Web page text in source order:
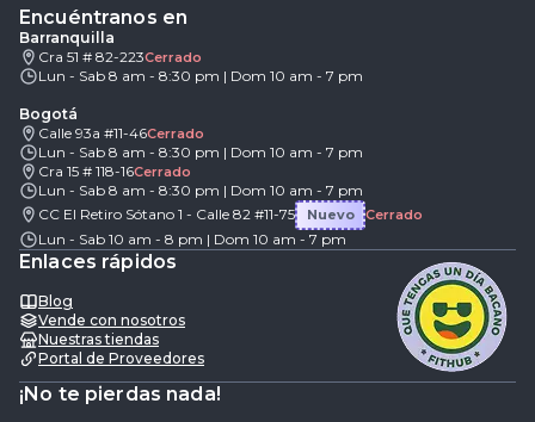
Encuéntranos en
Barranquilla
Cra 51 # 82-223Cerrado
Lun - Sab 8 am - 8:30 pm | Dom 10 am - 7 pm
Bogotá
Calle 93a #11-46Cerrado
Lun - Sab 8 am - 8:30 pm | Dom 10 am - 7 pm
Cra 15 # 118-16Cerrado
Lun - Sab 8 am - 8:30 pm | Dom 10 am - 7 pm
CC El Retiro Sótano 1 - Calle 82 #11-75
Nuevo Cerrado
Lun - Sab 10 am - 8 pm | Dom 10 am - 7 pm
Enlaces rápidos
Blog
Vende con nosotros
Nuestras tiendas
Portal de Proveedores
¡No te pierdas nada!